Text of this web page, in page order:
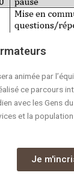
animée par
ce parcours
avec les Gens
et la population
Je